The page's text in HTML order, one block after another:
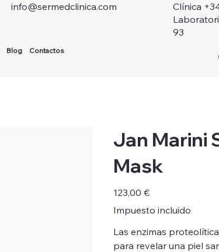
Blog Contactos
info@sermedclinica.com
Clínica
93
Jan Marini
Mask
Precio
123,00 €
Impuesto incluido
Las enzimas
para revelar una piel